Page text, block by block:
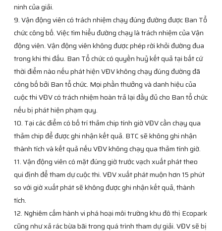
ninh của giải.
9. Vận động viên có trách nhiệm chạy đúng đường được Ban Tổ
chức công bố. Việc tìm hiểu đường chạy là trách nhiệm của Vận
động viên. Vận động viên không được phép rời khỏi đường đua
trong khi thi đấu. Ban Tổ chức có quyền huỷ kết quả tại bất cứ
thời điểm nào nếu phát hiện VĐV không chạy đúng đường đã
công bố bởi Ban tổ chức. Mọi phần thưởng và danh hiệu của
cuộc thi VĐV có trách nhiệm hoàn trả lại đầy đủ cho Ban tổ chức
nếu bị phát hiện phạm quy.
10. Tại các điểm có bố trí thảm chip tính giờ VĐV cần chạy qua
thảm chip để được ghi nhận kết quả. BTC sẽ không ghi nhận
thành tích và kết quả nếu VĐV không chạy qua thảm tính giờ.
11. Vận động viên có mặt đúng giờ trước vạch xuất phát theo
qui định để tham dự cuộc thi. VĐV xuất phát muộn hơn 15 phút
so với giờ xuất phát sẽ không được ghi nhận kết quả, thành
tích.
12. Nghiêm cấm hành vi phá hoại môi trường khu đô thị Ecopark
cũng như xả rác bừa bãi trong quá trình tham dự giải. VĐV sẽ bị